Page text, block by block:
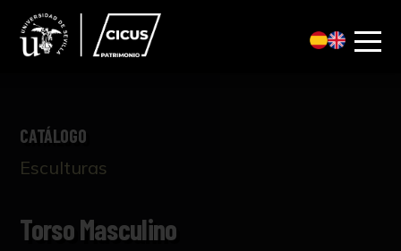
CATÁLOGO
Esculturas
Torso Masculino